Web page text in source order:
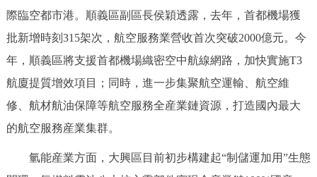
際臨空都市港。順義區副區長侯穎透露，去年，首都機場獲
批新增時刻315架次，航空服務業營收首次突破2000億元。今
年，順義區將支援首都機場織密空中航線網路，加快實施T3
航廈提質增效項目；同時，進一步集聚航空運輸、航空維
修、航材航油保障等航空服務全産業鏈資源，打造國內最大
的航空服務産業集群。
氫能産業方面，大興區目前初步構建起“制儲運加用”生態